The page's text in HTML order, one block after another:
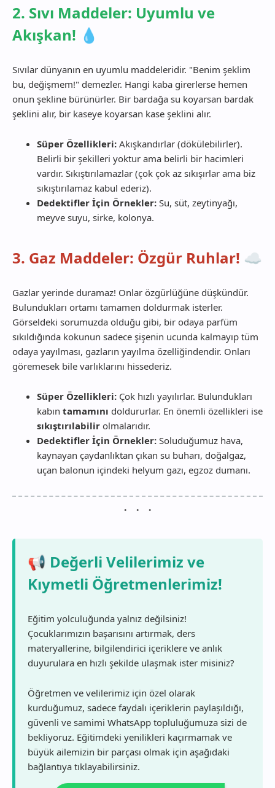
2. Sıvı Maddeler: Uyumlu ve
Akışkan! 💧
Sıvılar dünyanın en uyumlu maddeleridir. "Benim şeklim
bu, değişmem!" demezler. Hangi kaba girerlerse hemen
onun şekline bürünürler. Bir bardağa su koyarsan bardak
şeklini alır, bir kaseye koyarsan kase şeklini alır.
Süper Özellikleri: Akışkandırlar (dökülebilirler).
Belirli bir şekilleri yoktur ama belirli bir hacimleri
vardır. Sıkıştırılamazlar (çok çok az sıkışırlar ama biz
sıkıştırılamaz kabul ederiz).
Dedektifler İçin Örnekler: Su, süt, zeytinyağı,
meyve suyu, sirke, kolonya.
3. Gaz Maddeler: Özgür Ruhlar! ☁️
Gazlar yerinde duramaz! Onlar özgürlüğüne düşkündür.
Bulundukları ortamı tamamen doldurmak isterler.
Görseldeki sorumuzda olduğu gibi, bir odaya parfüm
sıkıldığında kokunun sadece şişenin ucunda kalmayıp tüm
odaya yayılması, gazların yayılma özelliğindendir. Onları
göremesek bile varlıklarını hissederiz.
Süper Özellikleri: Çok hızlı yayılırlar. Bulundukları
kabın tamamını doldururlar. En önemli özellikleri ise
sıkıştırılabilir olmalarıdır.
Dedektifler İçin Örnekler: Soluduğumuz hava,
kaynayan çaydanlıktan çıkan su buharı, doğalgaz,
uçan balonun içindeki helyum gazı, egzoz dumanı.
📢 Değerli Velilerimiz ve
Kıymetli Öğretmenlerimiz!
Eğitim yolculuğunda yalnız değilsiniz!
Çocuklarımızın başarısını artırmak, ders
materyallerine, bilgilendirici içeriklere ve anlık
duyurulara en hızlı şekilde ulaşmak ister misiniz?
Öğretmen ve velilerimiz için özel olarak
kurduğumuz, sadece faydalı içeriklerin paylaşıldığı,
güvenli ve samimi WhatsApp topluluğumuza sizi de
bekliyoruz. Eğitimdeki yenilikleri kaçırmamak ve
büyük ailemizin bir parçası olmak için aşağıdaki
bağlantıya tıklayabilirsiniz.